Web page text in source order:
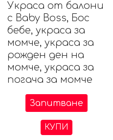
Украса от балони
с Baby Boss, Бос
бебе, украса за
момче, украса за
рожден ден на
момче, украса за
погача за момче
Запитване
КУПИ